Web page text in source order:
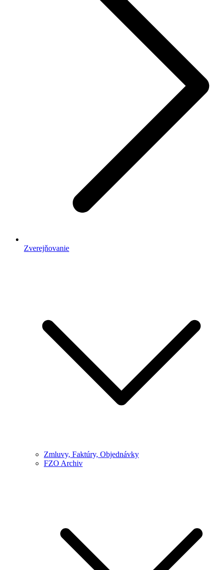
Zverejňovanie
Zmluvy, Faktúry, Objednávky
FZO Archiv